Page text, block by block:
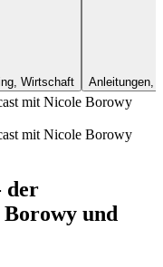
Wirtschaft
Anleitungen,
mit Nicole Borowy
mit Nicole Borowy
der
und